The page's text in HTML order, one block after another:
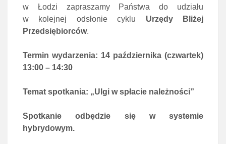
w Łodzi zapraszamy Państwa do udziału
w kolejnej odsłonie cyklu Urzędy Bliżej
Przedsiębiorców.
Termin wydarzenia: 14 października (czwartek)
13:00 – 14:30
Temat spotkania: „Ulgi w spłacie należności”
Spotkanie odbędzie się w systemie
hybrydowym.